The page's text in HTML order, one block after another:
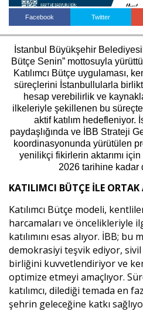
Facebook Twitter
İstanbul Büyükşehir
Bütçe Senin” mottosuyla
Katılımcı Bütçe uygulaması,
süreçlerini İstanbullularla
hesap verebilirlik ve
ilkeleriyle şekillenen bu
aktif katılım hedefleniyor.
paydaşlığında ve İBB Strateji
koordinasyonunda yürütülen
yenilikçi fikirlerin aktarımı
2026 tarihine kadar
KATILIMCI BÜTÇE İLE
Katılımcı Bütçe modeli,
harcamaları ve öncelikleriyle
katılımını esas alıyor. İBB; bu
demokrasiyi teşvik ediyor,
birliğini kuvvetlendiriyor ve
optimize etmeyi amaçlıyor.
katılımcı, dilediği temada en
şehrin geleceğine katkı